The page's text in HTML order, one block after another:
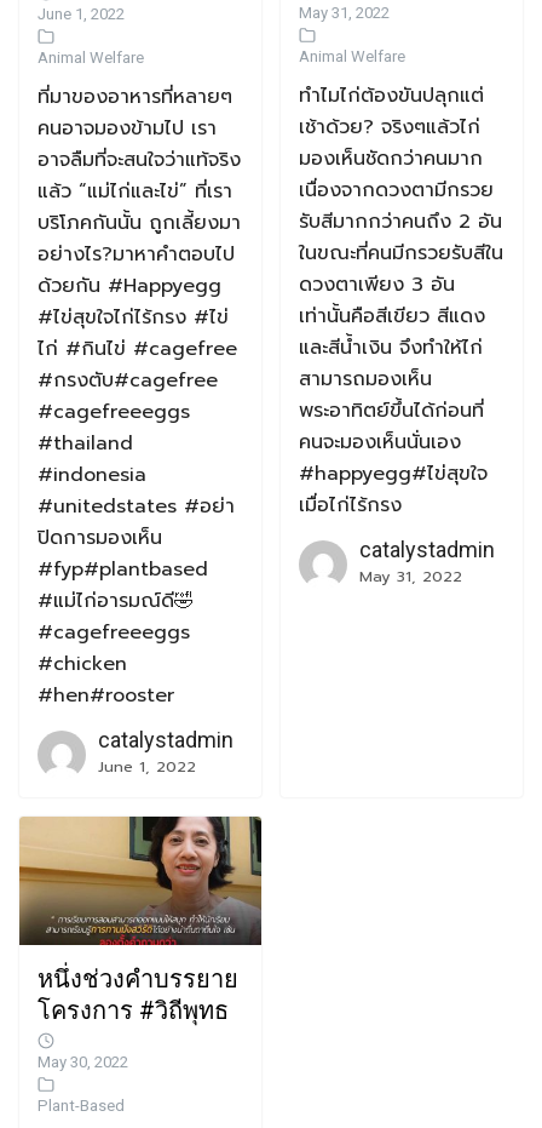
June 1, 2022
Animal Welfare
ที่มาของอาหารที่หลายๆ
คนอาจมองข้ามไป เรา
อาจลืมที่จะสนใจว่าแท้จริง
แล้ว “แม่ไก่และไข่” ที่เรา
บริโภคกันนั้น ถูกเลี้ยงมา
อย่างไร?มาหาคำตอบไป
ด้วยกัน #Happyegg
#ไข่สุขใจไก่ไร้กรง #ไข่
ไก่ #กินไข่ #cagefree
#กรงตับ#cagefree
#cagefreeeggs
#thailand
#indonesia
#unitedstates #อย่า
ปิดการมองเห็น
#fyp#plantbased
#แม่ไก่อารมณ์ดี🤣
#cagefreeeggs
#chicken
#hen#rooster
catalystadmin
June 1, 2022
May 31, 2022
Animal Welfare
ทำไมไก่ต้องขันปลุกแต่
เช้าด้วย? จริงๆแล้วไก่
มองเห็นชัดกว่าคนมาก
เนื่องจากดวงตามีกรวย
รับสีมากกว่าคนถึง 2 อัน
ในขณะที่คนมีกรวยรับสีใน
ดวงตาเพียง 3 อัน
เท่านั้นคือสีเขียว สีแดง
และสีน้ำเงิน จึงทำให้ไก่
สามารถมองเห็น
พระอาทิตย์ขึ้นได้ก่อนที่
คนจะมองเห็นนั่นเอง
#happyegg#ไข่สุขใจ
เมื่อไก่ไร้กรง
catalystadmin
May 31, 2022
หนึ่งช่วงคําบรรยาย
โครงการ #วิถีพุทธ
May 30, 2022
Plant-Based